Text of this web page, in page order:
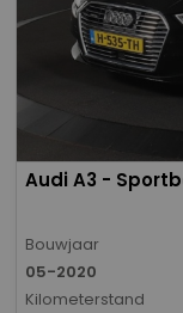
Audi A3 -
Bouwjaar
05-2020
Kilometerstand